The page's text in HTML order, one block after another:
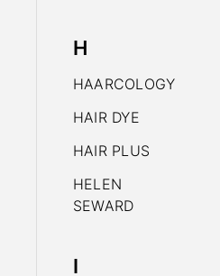
H
HAARCOLOGY
HAIR DYE
HAIR PLUS
HELEN
SEWARD
I